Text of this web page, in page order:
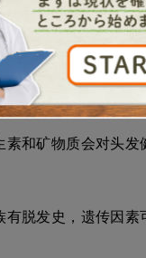
女性脱发的其他原
荷尔蒙平衡并导致
素和矿物质会对头发
有脱发史，遗传因素